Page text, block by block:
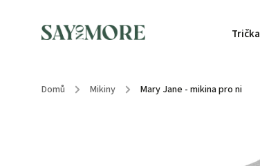
Trička
Domů / Mikiny / Mary Jane - mikina pro ni